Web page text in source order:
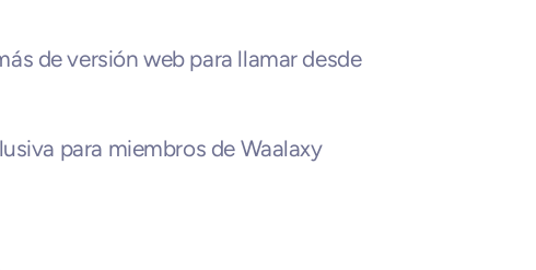
de versión web para llamar desde
para miembros de Waalaxy